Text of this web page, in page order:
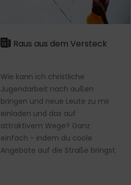
Raus aus dem Versteck
Wie kann ich christliche
Jugendarbeit nach außen
bringen und neue Leute zu mir
einladen und das auf
attraktivem Wege? Ganz
einfach - indem du coole
Angebote auf die Straße bringst.